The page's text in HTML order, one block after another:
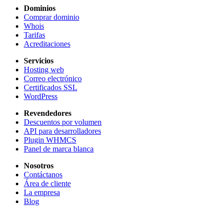
Dominios
Comprar dominio
Whois
Tarifas
Acreditaciones
Servicios
Hosting web
Correo electrónico
Certificados SSL
WordPress
Revendedores
Descuentos por volumen
API para desarrolladores
Plugin WHMCS
Panel de marca blanca
Nosotros
Contáctanos
Área de cliente
La empresa
Blog